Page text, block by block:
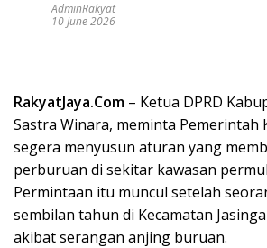
AdminRakyat
10 June 2026
RakyatJaya.Com – Ketua DPRD
Sastra Winara, meminta Pemerintah
segera menyusun aturan yang
perburuan di sekitar kawasan
Permintaan itu muncul setelah
sembilan tahun di Kecamatan
akibat serangan anjing buruan.